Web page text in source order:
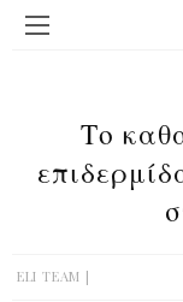
Το
ELI TEAM